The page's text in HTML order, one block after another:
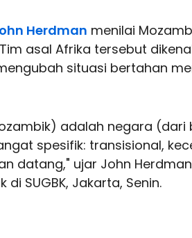
Herdman menilai
asal Afrika tersebut
situasi bertahan
adalah negara (dari
spesifik: transisional,
datang," ujar John
SUGBK, Jakarta, Senin.